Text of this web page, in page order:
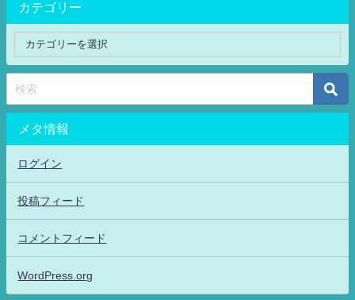
カテゴリー
メタ情報
ログイン
投稿フィード
コメントフィード
WordPress.org